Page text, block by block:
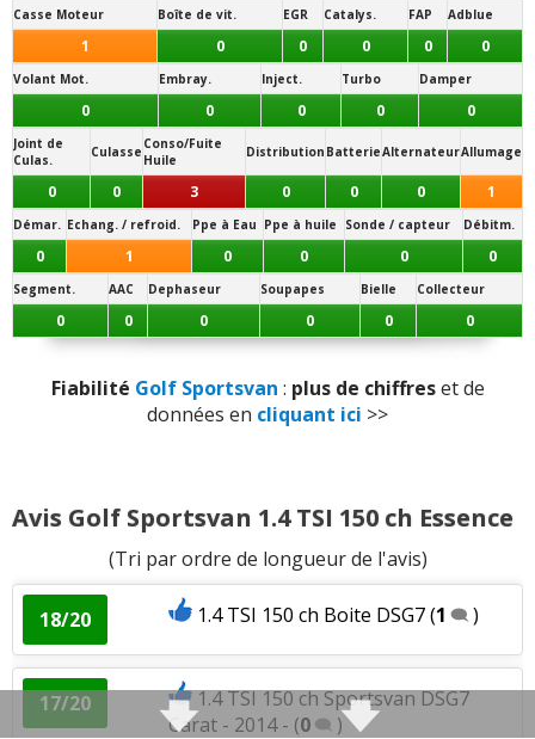
Volume de coffre:5aiment1n'aime pas
Puissance moteur et relances:4aiment1
n'aime pas
Couple moteur:1aime
Consommation:4aiment2n'aiment pas
Autonomie:1n'aime pas
rapports) : 1aime
Fiabilité:1aime
Accessibilité moteur:1 aime
Note des internautes :
16.1/20
Panne la plus signalée :
consommation excessive d'huile
Casse Moteur Boîte de vit. EGR Catalys. FAP Adblue
1 0 0 0 0 0
Volant Mot. Embray. Inject. Turbo Damper
0 0 0 0 0
Joint de
Culas.
Culasse Conso/Fuite
Huile
Distribution BatterieAlternateurAllumage
0 0 3 0 0 0 1
Démar. Echang. / refroid. Ppe à Eau Ppe à huile Sonde / capteur Débitm.
0 1 0 0 0 0
Segment. AAC Dephaseur Soupapes Bielle Collecteur
0 0 0 0 0 0
Fiabilité Golf Sportsvan : plus de chiffreset de
données en cliquant ici >>
Avis Golf Sportsvan 1.4 TSI 150 ch Essence
(Tri par ordre de longueur de l'avis)
18/20 1.4 TSI 150 ch Boite DSG7(1 )
17/20
1.4 TSI 150 ch Sportsvan DSG7
Carat - 2014 - (0 )